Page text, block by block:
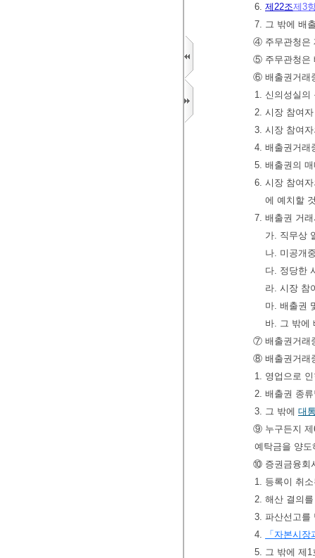
6. 제22조제3
7. 그 밖에 배
④ 주무관청은
⑤ 주무관청은
⑥ 배출권거래
1. 신의성실의
2. 시장 참여
3. 시장 참여
4. 배출권거래
5. 배출권의
6. 시장 참여
에 예치할
7. 배출권 거
가. 직무상
나. 미공개
다. 정당한
라. 시장 참
마. 배출권
바. 그 밖에
⑦ 배출권거래
⑧ 배출권거래
1. 영업으로
2. 배출권 종
3. 그 밖에 대
⑨ 누구든지 제
예탁금을 양
⑩ 증권금융회
1. 등록이 취
2. 해산 결의
3. 파산선고를
4.
「자본시
5. 그 밖에 제1